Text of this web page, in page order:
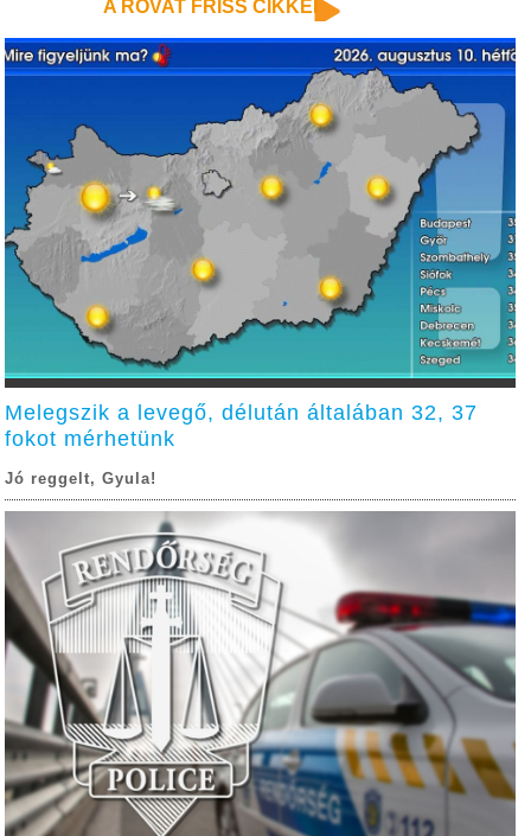
A ROVAT FRISS CIKKEI
Melegszik a levegő, délután általában 32, 37
fokot mérhetünk
Jó reggelt, Gyula!